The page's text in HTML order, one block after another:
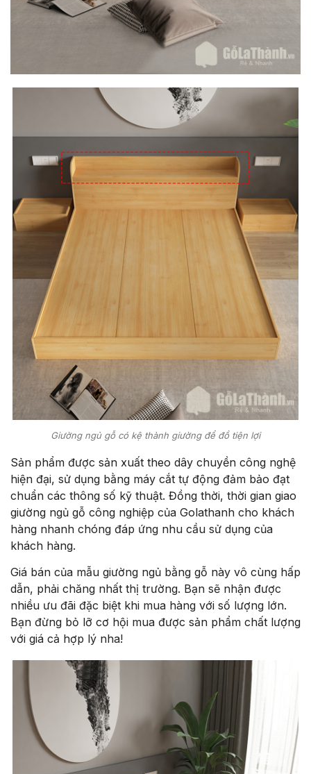
Giường ngủ gỗ có kệ thành giường để đồ tiện lợi
Sản phẩm được sản xuất theo dây chuyền công nghệ
hiện đại, sử dụng bằng máy cắt tự động đảm bảo đạt
chuẩn các thông số kỹ thuật. Đồng thời, thời gian giao
giường ngủ gỗ công nghiệp của Golathanh cho khách
hàng nhanh chóng đáp ứng nhu cầu sử dụng của
khách hàng.
Giá bán của mẫu giường ngủ bằng gỗ này vô cùng hấp
dẫn, phải chăng nhất thị trường. Bạn sẽ nhận được
nhiều ưu đãi đặc biệt khi mua hàng với số lượng lớn.
Bạn đừng bỏ lỡ cơ hội mua được sản phẩm chất lượng
với giá cả hợp lý nha!